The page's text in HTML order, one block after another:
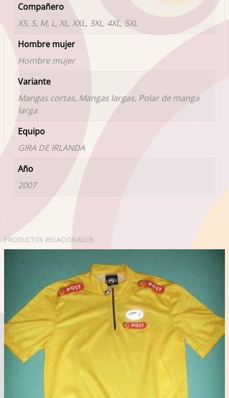
Compañero
XS, S, M, L, XL, XXL, 3XL, 4XL, 5XL
Hombre mujer
Hombre mujer
Variante
Mangas cortas, Mangas largas, Polar de manga
larga
Equipo
GIRA DE IRLANDA
Año
2007
PRODUCTOS RELACIONADOS